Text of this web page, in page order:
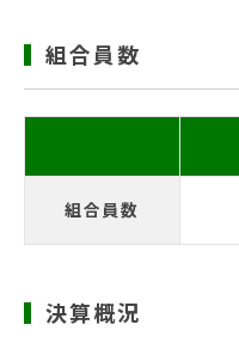
組合員数
組合員数
決算概況